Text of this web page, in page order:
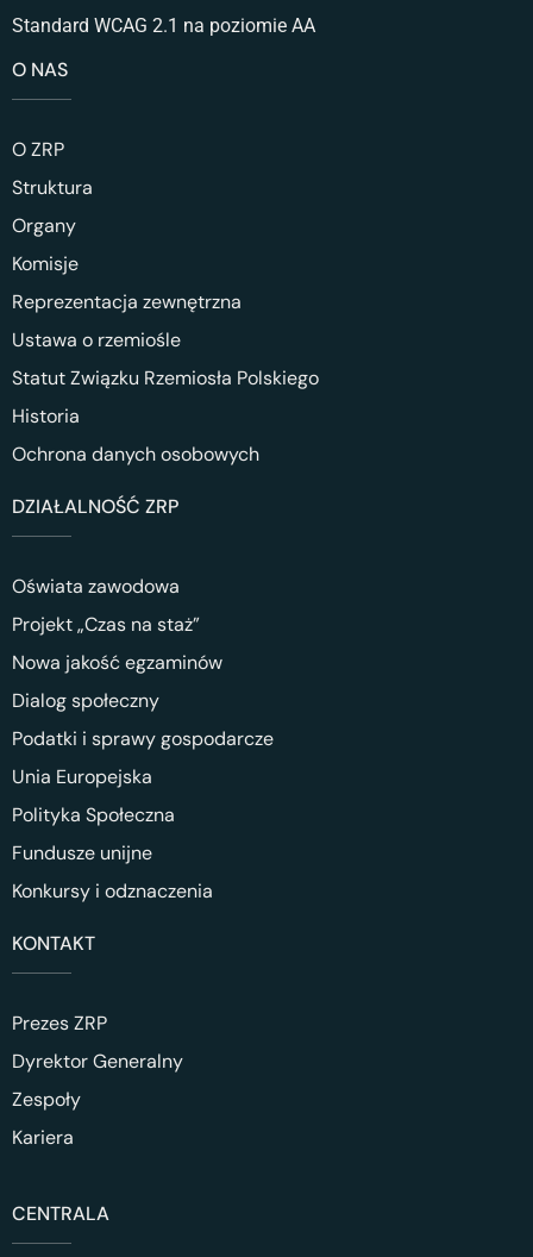
Standard WCAG 2.1 na poziomie AA
O NAS
O ZRP
Struktura
Organy
Komisje
Reprezentacja zewnętrzna
Ustawa o rzemiośle
Statut Związku Rzemiosła Polskiego
Historia
Ochrona danych osobowych
DZIAŁALNOŚĆ ZRP
Oświata zawodowa
Projekt „Czas na staż”
Nowa jakość egzaminów
Dialog społeczny
Podatki i sprawy gospodarcze
Unia Europejska
Polityka Społeczna
Fundusze unijne
Konkursy i odznaczenia
KONTAKT
Prezes ZRP
Dyrektor Generalny
Zespoły
Kariera
CENTRALA